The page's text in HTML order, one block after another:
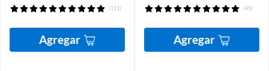
(111)
Agregar
(45)
Agregar